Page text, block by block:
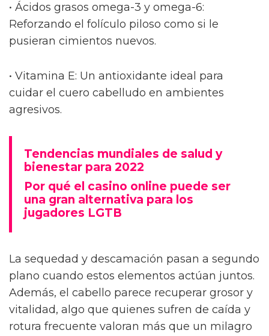
• Ácidos grasos omega-3 y omega-6:
Reforzando el folículo piloso como si le
pusieran cimientos nuevos.
• Vitamina E: Un antioxidante ideal para
cuidar el cuero cabelludo en ambientes
agresivos.
Tendencias mundiales de salud y
bienestar para 2022
Por qué el casino online puede ser
una gran alternativa para los
jugadores LGTB
La sequedad y descamación pasan a segundo
plano cuando estos elementos actúan juntos.
Además, el cabello parece recuperar grosor y
vitalidad, algo que quienes sufren de caída y
rotura frecuente valoran más que un milagro